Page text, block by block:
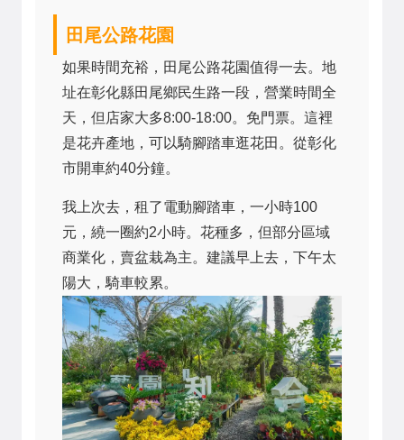
田尾公路花園
如果時間充裕，田尾公路花園值得一去。地
址在彰化縣田尾鄉民生路一段，營業時間全
天，但店家大多8:00-18:00。免門票。這裡
是花卉產地，可以騎腳踏車逛花田。從彰化
市開車約40分鐘。
我上次去，租了電動腳踏車，一小時100
元，繞一圈約2小時。花種多，但部分區域
商業化，賣盆栽為主。建議早上去，下午太
陽大，騎車較累。